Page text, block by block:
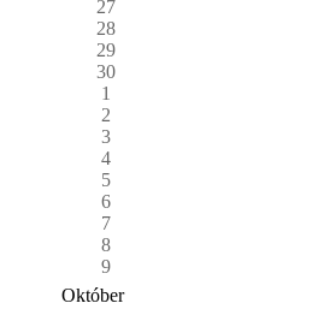
27
28
29
30
1
2
3
4
5
6
7
8
9
Október